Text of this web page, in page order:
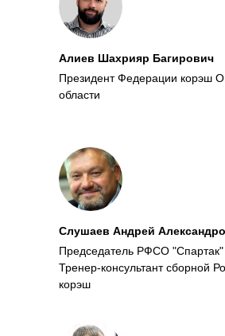
Алиев Шахрияр Багирович
Президент Федерации корэш
области
Слушаев Андрей
Председатель РФСО "Спартак"
Тренер-консультант сборной
корэш